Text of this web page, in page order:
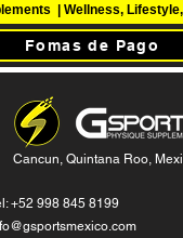
| Wellness,
Fomas de Pago
Cancun, Quintana Roo,
+52 998 845 8199